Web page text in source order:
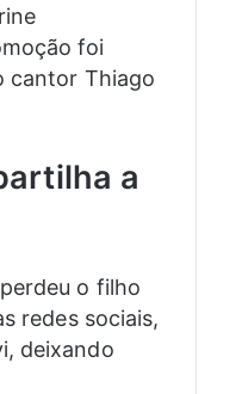
foi
cantor Thiago
a
o filho
redes sociais,
deixando